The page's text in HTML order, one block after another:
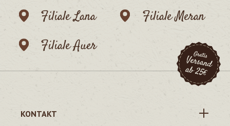
Filiale Lana
Filiale Meran
Filiale Auer
KONTAKT